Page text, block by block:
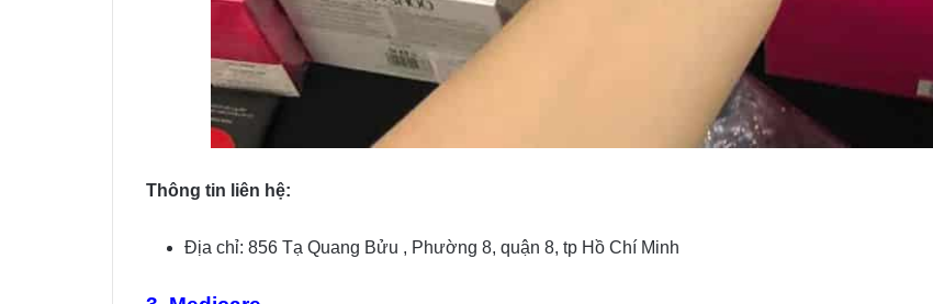
Thông tin liên hệ:
Địa chỉ: 856 Tạ Quang Bửu , Phường 8, quận 8, tp Hồ Chí Minh